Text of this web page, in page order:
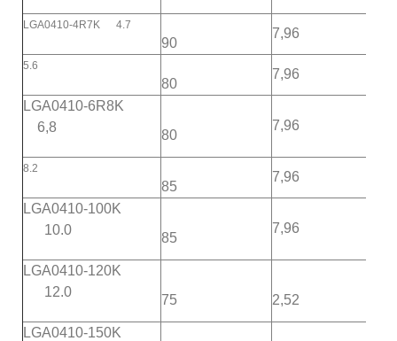
LGA0410-4R7K 4.7
90
7,96
5.6
80
7,96
LGA0410-6R8K
6,8
80
7,96
8.2
85
7,96
LGA0410-100K
10.0
85
7,96
LGA0410-120K
12.0
75 2,52
LGA0410-150K